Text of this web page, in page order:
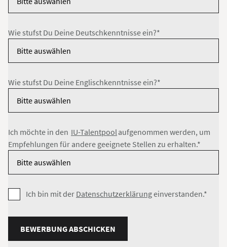
Wie stufst Du Deine Deutschkenntnisse ein?*
Wie stufst Du Deine Englischkenntnisse ein?*
Ich möchte in den IU-Talentpoolaufgenommen werden, um
Empfehlungen für andere geeignete Stellen zu erhalten.*
Ich bin mit der Datenschutzerklärungeinverstanden.*
BEWERBUNG ABSCHICKEN